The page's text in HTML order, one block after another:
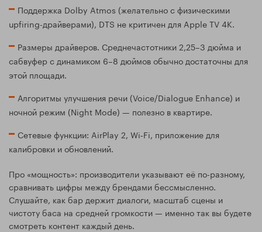
Поддержка Dolby Atmos (желательно с физическими
upfiring-драйверами), DTS не критичен для Apple TV 4K.
Размеры драйверов. Среднечастотники 2,25–3 дюйма и
сабвуфер с динамиком 6–8 дюймов обычно достаточны для
этой площади.
Алгоритмы улучшения речи (Voice/Dialogue Enhance) и
ночной режим (Night Mode) — полезно в квартире.
Сетевые функции: AirPlay 2, Wi‑Fi, приложение для
калибровки и обновлений.
Про «мощность»: производители указывают её по-разному,
сравнивать цифры между брендами бессмысленно.
Слушайте, как бар держит диалоги, масштаб сцены и
чистоту баса на средней громкости — именно так вы будете
смотреть контент каждый день.